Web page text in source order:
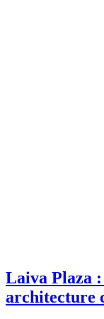
Laiva Plaza
architecture